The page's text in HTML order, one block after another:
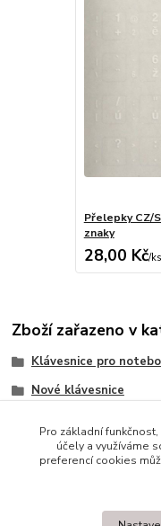
Přelepky CZ/
znaky
28,00 Kč/ks
Zboží zařazeno v
Klávesnice pro
Nové klávesnice
© 2014 - 2025 Díly pro
Pro základní
účely a využíváme
preferencí cookies